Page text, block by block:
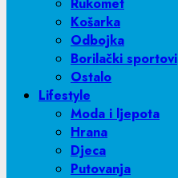
Košarka
Odbojka
Borilački sportovi
Ostalo
Lifestyle
Moda i ljepota
Hrana
Djeca
Putovanja